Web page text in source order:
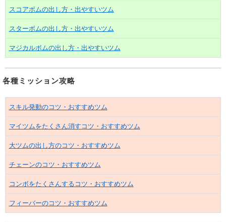
スコアボムの出し方・出やすいツム
スターボムの出し方・出やすいツム
マジカルボムの出し方・出やすいツム
各種ミッション攻略
スキル発動のコツ・おすすめツム
マイツムをたくさん消すコツ・おすすめツム
大ツムの出し方のコツ・おすすめツム
チェーンのコツ・おすすめツム
コンボをたくさんするコツ・おすすめツム
フィーバーのコツ・おすすめツム